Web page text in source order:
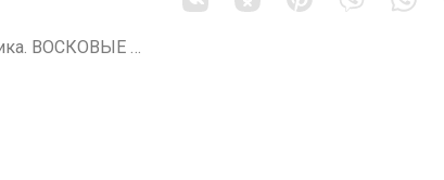
СП45 ZEERO Ноль отходов, ЭКО. быт.мелочи, химия, косметика. ВОСКОВЫЕ САЛФЕТКИ И МЕНСТРУАЛЬНЫЕ ЧАШИ